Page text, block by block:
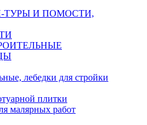
ТУРЫ И ПОМОСТИ,
лебедки для стройки
плитки
малярных работ